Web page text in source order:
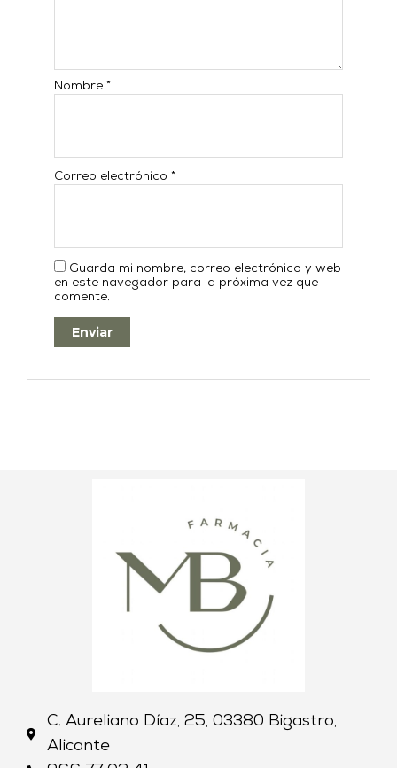
Nombre*
Correo electrónico*
Guarda mi nombre, correo electrónico y web
en este navegador para la próxima vez que
comente.
C. Aureliano Díaz, 25, 03380 Bigastro,
Alicante